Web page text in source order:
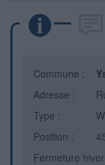
Commune :
Adresse :
Type :
Position :
Fermeture